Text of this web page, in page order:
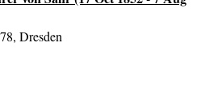
Dresden